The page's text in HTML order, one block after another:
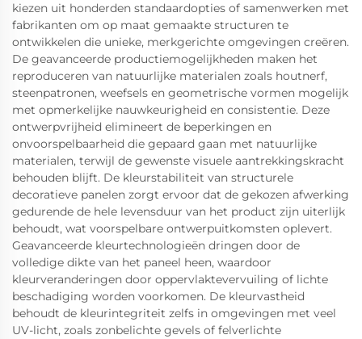
kiezen uit honderden standaardopties of samenwerken met
fabrikanten om op maat gemaakte structuren te
ontwikkelen die unieke, merkgerichte omgevingen creëren.
De geavanceerde productiemogelijkheden maken het
reproduceren van natuurlijke materialen zoals houtnerf,
steenpatronen, weefsels en geometrische vormen mogelijk
met opmerkelijke nauwkeurigheid en consistentie. Deze
ontwerpvrijheid elimineert de beperkingen en
onvoorspelbaarheid die gepaard gaan met natuurlijke
materialen, terwijl de gewenste visuele aantrekkingskracht
behouden blijft. De kleurstabiliteit van structurele
decoratieve panelen zorgt ervoor dat de gekozen afwerking
gedurende de hele levensduur van het product zijn uiterlijk
behoudt, wat voorspelbare ontwerpuitkomsten oplevert.
Geavanceerde kleurtechnologieën dringen door de
volledige dikte van het paneel heen, waardoor
kleurveranderingen door oppervlaktevervuiling of lichte
beschadiging worden voorkomen. De kleurvastheid
behoudt de kleurintegriteit zelfs in omgevingen met veel
UV-licht, zoals zonbelichte gevels of felverlichte